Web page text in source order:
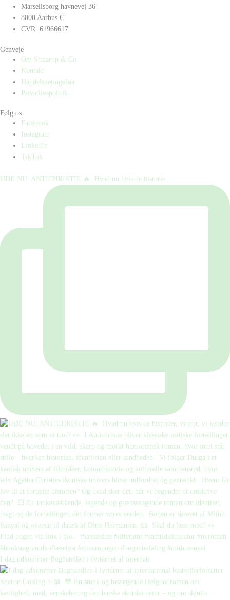
Marselisborg havnevej 36
8000 Aarhus C
CVR: 61966617
Genveje
Om Straarup & Co
Kontakt
Handelsbetingelser
Privatlivspolitik
Følg os
Facebook
Instagram
LinkedIn
TikTok
UDE NU: ANTICHRISTIE 🔥⁠ ⁠ Hvad nu hvis de historie
I dag udkommer Boghandlen i fyrtårnet af internati